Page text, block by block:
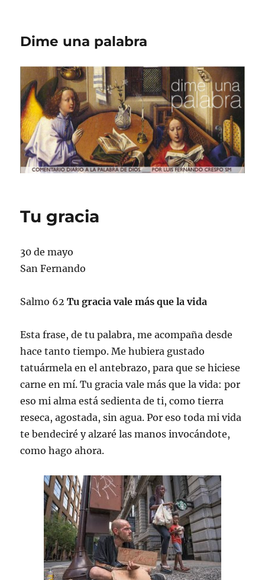
Dime una palabra
Tu gracia
30 de mayo
San Fernando
Salmo 62Tu gracia vale más que la vida
Esta frase, de tu palabra, me acompaña desde
hace tanto tiempo. Me hubiera gustado
tatuármela en el antebrazo, para que se hiciese
carne en mí. Tu gracia vale más que la vida: por
eso mi alma está sedienta de ti, como tierra
reseca, agostada, sin agua. Por eso toda mi vida
te bendeciré y alzaré las manos invocándote,
como hago ahora.